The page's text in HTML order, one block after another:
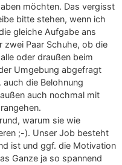
möchten. Das vergisst
bitte stehen, wenn ich
gleiche Aufgabe ans
zwei Paar Schuhe, ob die
oder draußen beim
Umgebung abgefragt
die Belohnung
auch nochmal mit
warum sie wie
;-). Unser Job besteht
ist und ggf. die Motivation
Ganze ja so spannend